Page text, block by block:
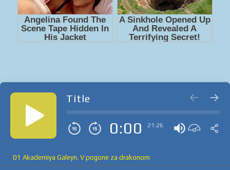
Title
0:00 21:26
01 Akademiya Galeyn. V pogone za drakonom